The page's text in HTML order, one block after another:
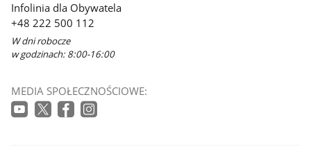
Infolinia dla Obywatela
+48 222 500 112
W dni robocze
w godzinach: 8:00-16:00
MEDIA SPOŁECZNOŚCIOWE: